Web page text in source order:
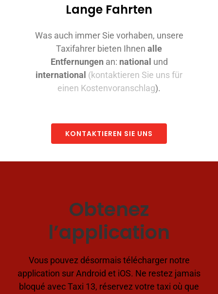
Lange Fahrten
Was auch immer Sie vorhaben, unsere
Taxifahrer bieten Ihnen alle
Entfernungen an: national und
international (kontaktieren Sie uns für
einen Kostenvoranschlag).
KONTAKTIEREN SIE UNS
Obtenez
l’application
Vous pouvez désormais télécharger notre
application sur Android et iOS. Ne restez jamais
bloqué avec Taxi 13, réservez votre taxi où que